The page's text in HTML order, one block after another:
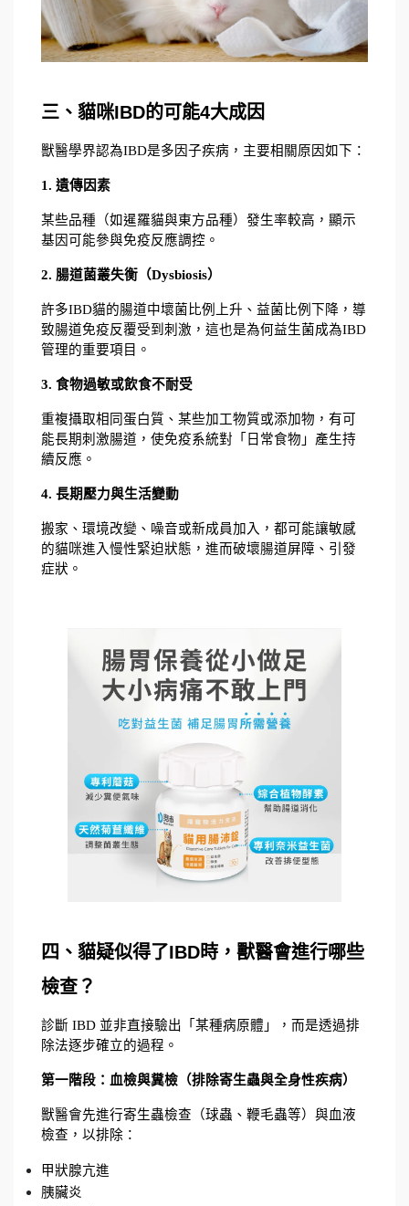
三、貓咪IBD的可能4大成因
獸醫學界認為IBD是多因子疾病，主要相關原因如下：
1. 遺傳因素
某些品種（如暹羅貓與東方品種）發生率較高，顯示
基因可能參與免疫反應調控。
2. 腸道菌叢失衡（Dysbiosis）
許多IBD貓的腸道中壞菌比例上升、益菌比例下降，導
致腸道免疫反覆受到刺激，這也是為何益生菌成為IBD
管理的重要項目。
3. 食物過敏或飲食不耐受
重複攝取相同蛋白質、某些加工物質或添加物，有可
能長期刺激腸道，使免疫系統對「日常食物」產生持
續反應。
4. 長期壓力與生活變動
搬家、環境改變、噪音或新成員加入，都可能讓敏感
的貓咪進入慢性緊迫狀態，進而破壞腸道屏障、引發
症狀。
四、貓疑似得了IBD時，獸醫會進行哪些
檢查？
診斷 IBD 並非直接驗出「某種病原體」，而是透過排
除法逐步確立的過程。
第一階段：血檢與糞檢（排除寄生蟲與全身性疾病）
獸醫會先進行寄生蟲檢查（球蟲、鞭毛蟲等）與血液
檢查，以排除：
甲狀腺亢進
胰臟炎